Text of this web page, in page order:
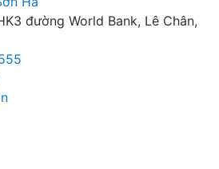
đường World Bank, Lê Chân,